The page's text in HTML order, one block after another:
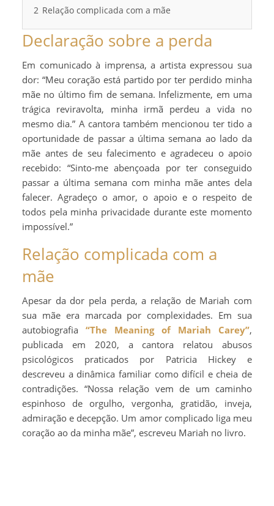
2 Relação complicada com a mãe
Declaração sobre a perda
Em comunicado à imprensa, a artista expressou sua
dor: “Meu coração está partido por ter perdido minha
mãe no último fim de semana. Infelizmente, em uma
trágica reviravolta, minha irmã perdeu a vida no
mesmo dia.” A cantora também mencionou ter tido a
oportunidade de passar a última semana ao lado da
mãe antes de seu falecimento e agradeceu o apoio
recebido: “Sinto-me abençoada por ter conseguido
passar a última semana com minha mãe antes dela
falecer. Agradeço o amor, o apoio e o respeito de
todos pela minha privacidade durante este momento
impossível.”
Relação complicada com a
mãe
Apesar da dor pela perda, a relação de Mariah com
sua mãe era marcada por complexidades. Em sua
autobiografia “The Meaning of Mariah Carey”,
publicada em 2020, a cantora relatou abusos
psicológicos praticados por Patricia Hickey e
descreveu a dinâmica familiar como difícil e cheia de
contradições. “Nossa relação vem de um caminho
espinhoso de orgulho, vergonha, gratidão, inveja,
admiração e decepção. Um amor complicado liga meu
coração ao da minha mãe”, escreveu Mariah no livro.